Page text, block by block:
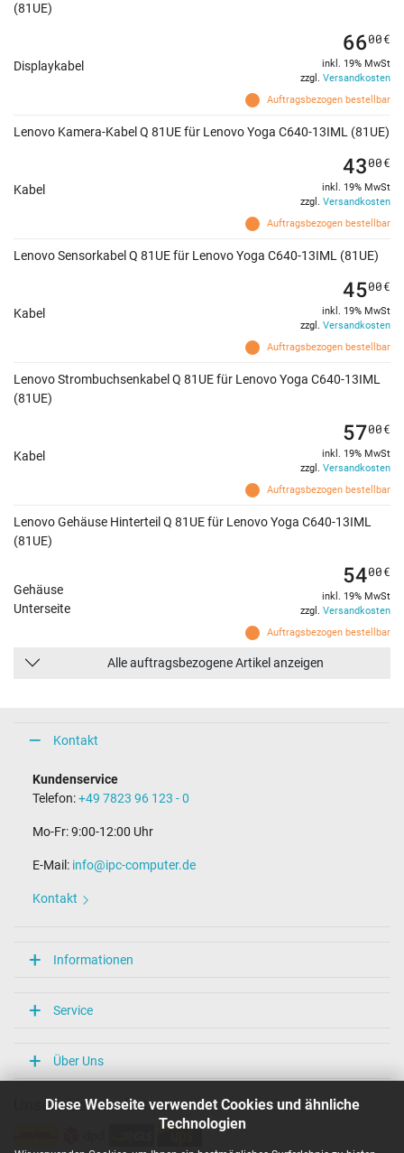
Diese Webseite verwendet Cookies und ähnliche
Technologien
(81UE)
Displaykabel
Auftragsbezogen bestellbar
6600€
inkl. 19% MwSt
zzgl. Versandkosten
Lenovo Kamera-Kabel Q 81UE für Lenovo Yoga C640-13IML (81UE)
Kabel
Auftragsbezogen bestellbar
4300€
inkl. 19% MwSt
zzgl. Versandkosten
Lenovo Sensorkabel Q 81UE für Lenovo Yoga C640-13IML (81UE)
Kabel
Auftragsbezogen bestellbar
4500€
inkl. 19% MwSt
zzgl. Versandkosten
Lenovo Strombuchsenkabel Q 81UE für Lenovo Yoga C640-13IML
(81UE)
Kabel
Auftragsbezogen bestellbar
5700€
inkl. 19% MwSt
zzgl. Versandkosten
Lenovo Gehäuse Hinterteil Q 81UE für Lenovo Yoga C640-13IML
(81UE)
Gehäuse
Unterseite
Auftragsbezogen bestellbar
5400€
inkl. 19% MwSt
zzgl. Versandkosten
Alle auftragsbezogene Artikel anzeigen
Kontakt
Kundenservice
Telefon:+49 7823 96 123 - 0
Mo-Fr: 9:00-12:00 Uhr
E-Mail: info@ipc-computer.de
Kontakt
Informationen
Service
Über Uns
Unsere Versandarten